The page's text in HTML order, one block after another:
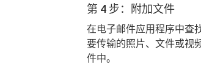
第 4 步：附加文件
在电子邮件应用程序中查
要传输的照片、文件或视
件中。